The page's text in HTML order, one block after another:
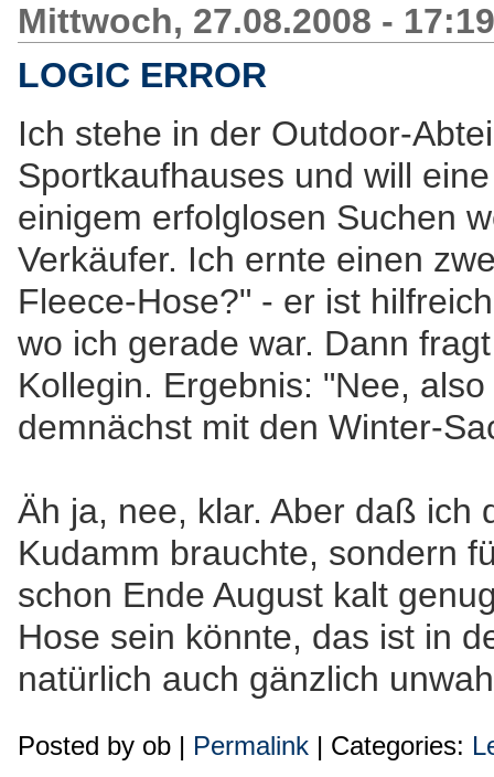
Mittwoch, 27.08.2008 - 17:19
LOGIC ERROR
Ich stehe in der Outdoor-
Sportkaufhauses und will
einigem erfolglosen Suchen
Verkäufer. Ich ernte einen
Fleece-Hose?" - er ist
wo ich gerade war. Dann
Kollegin. Ergebnis: "Nee,
demnächst mit den Winter-
Äh ja, nee, klar. Aber daß ich
Kudamm brauchte, sondern
schon Ende August kalt
Hose sein könnte, das ist in
natürlich auch gänzlich
Posted by ob | Permalink | Categories: